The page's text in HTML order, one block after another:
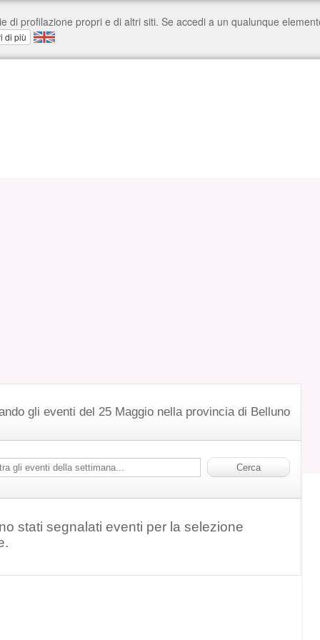
gli eventi del 25 Maggio nella provincia di Belluno
stati segnalati eventi per la selezione